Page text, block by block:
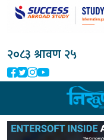
२०८३ श्रावण २५